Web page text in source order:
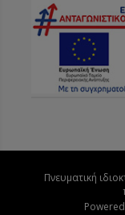
Πνευματική